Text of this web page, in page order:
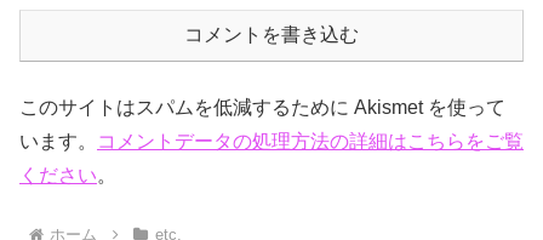
コメントを書き込む
このサイトはスパムを低減するために Akismet を使って
います。
コメントデータの処理方法の詳細はこちらをご覧
ください。
ホーム etc.